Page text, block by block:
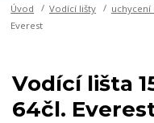
Úvod Vodící lišty uchycení
Everest
Vodící lišta
64čl.